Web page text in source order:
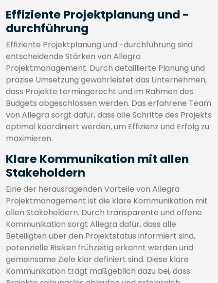
Effiziente Projektplanung und -
durchführung
Effiziente Projektplanung und -durchführung sind
entscheidende Stärken von Allegra
Projektmanagement. Durch detaillierte Planung und
präzise Umsetzung gewährleistet das Unternehmen,
dass Projekte termingerecht und im Rahmen des
Budgets abgeschlossen werden. Das erfahrene Team
von Allegra sorgt dafür, dass alle Schritte des Projekts
optimal koordiniert werden, um Effizienz und Erfolg zu
maximieren.
Klare Kommunikation mit allen
Stakeholdern
Eine der herausragenden Vorteile von Allegra
Projektmanagement ist die klare Kommunikation mit
allen Stakeholdern. Durch transparente und offene
Kommunikation sorgt Allegra dafür, dass alle
Beteiligten über den Projektstatus informiert sind,
potenzielle Risiken frühzeitig erkannt werden und
gemeinsame Ziele klar definiert sind. Diese klare
Kommunikation trägt maßgeblich dazu bei, dass